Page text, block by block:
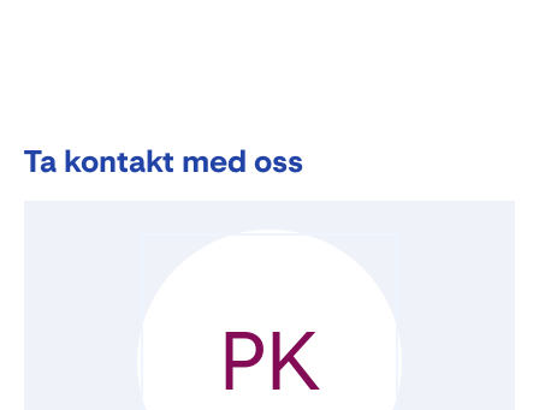
Ta kontakt med oss
PK